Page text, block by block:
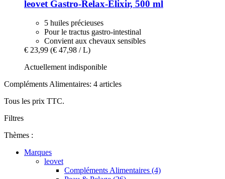
leovet Gastro-​Relax-​Elixir, 500 ml
5 huiles précieuses
Pour le tractus gastro-intestinal
Convient aux chevaux sensibles
€ 23,99 (€ 47,98 / L)
Actuellement indisponible
Compléments Alimentaires: 4 articles
Tous les prix TTC.
Filtres
Thèmes :
Marques
leovet
Compléments Alimentaires (4)